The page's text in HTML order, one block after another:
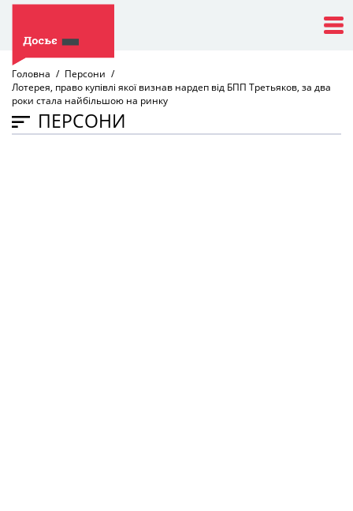
Головна
Персони
Лотерея, право купівлі якої визнав нардеп від БПП Третьяков, за два
роки стала найбільшою на ринку
ПЕРСОНИ